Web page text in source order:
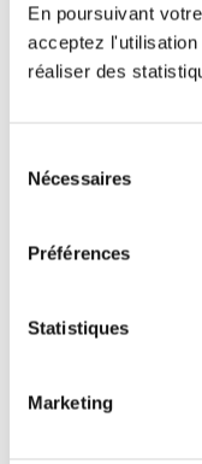
En poursuivant
acceptez
réaliser des
Nécessaires
Préférences
Statistiques
Marketing